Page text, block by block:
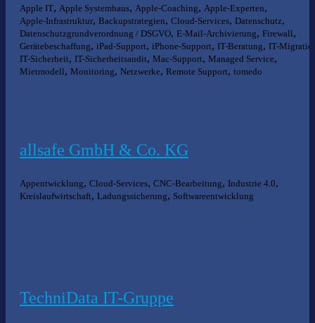
Apple IT, Apple Systemhaus, Apple-Coaching, Apple-Experten,
Apple-Infrastruktur, Backupstrategien, Cloud-Services, Datenschutz,
Datenschutzgrundverordnung / DSGVO, E-Mail-Archivierung, Firewall,
Gerätebeschaffung, iPad-Support, iPhone-Support, IT-Beratung, IT-
IT-Sicherheit, IT-Sicherheitsaudit, Mac-Support, Managed Service,
Mietmodell, Monitoring, Netzwerke, Remote Support, tomedo
allsafe GmbH & Co. KG
Appentwicklung, Cloud-Services, CNC-Bearbeitung, Industrie 4.0,
Kreislaufwirtschaft, Ladungssicherung, Softwareentwicklung
TechniData IT-Gruppe